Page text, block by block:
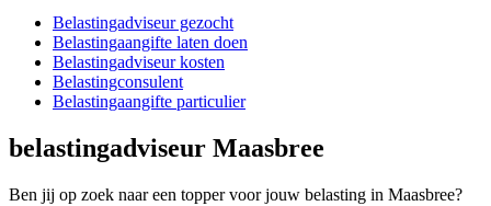
Belastingadviseur gezocht
Belastingaangifte laten doen
Belastingadviseur kosten
Belastingconsulent
Belastingaangifte particulier
belastingadviseur Maasbree
Ben jij op zoek naar een topper voor jouw belasting in Maasbree?